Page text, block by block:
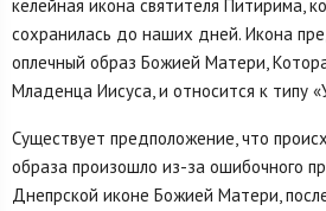
келейная икона святителя Питирима,
сохранилась до наших дней. Икона
оплечный образ Божией Матери,
Младенца Иисуса, и относится к типу
Существует предположение, что
образа произошло из-за ошибочного
Днепрской иконе Божией Матери,